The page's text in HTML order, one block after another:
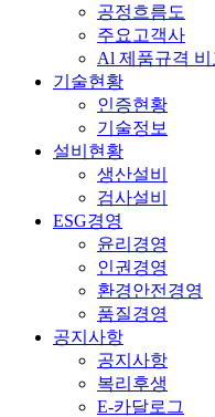
공정흐름도
주요고객사
Al 제품규격 비
기술현황
인증현황
기술정보
설비현황
생산설비
검사설비
ESG경영
윤리경영
인권경영
환경안전경영
품질경영
공지사항
공지사항
복리후생
E-카달로그